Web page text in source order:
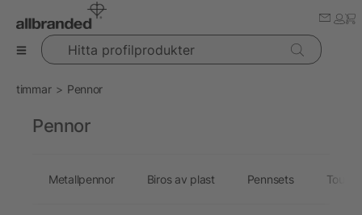
Hitta profilprodukter
timmar Pennor
Pennor
Metallpennor Biros av plast Pennsets